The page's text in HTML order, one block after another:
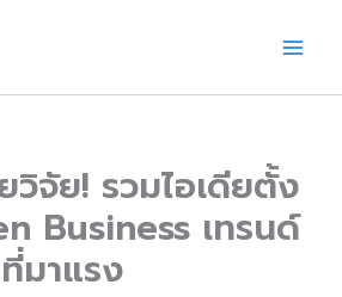
จัย! รวมไอเดียตั้ง
Business เทรนด์
มาแรง